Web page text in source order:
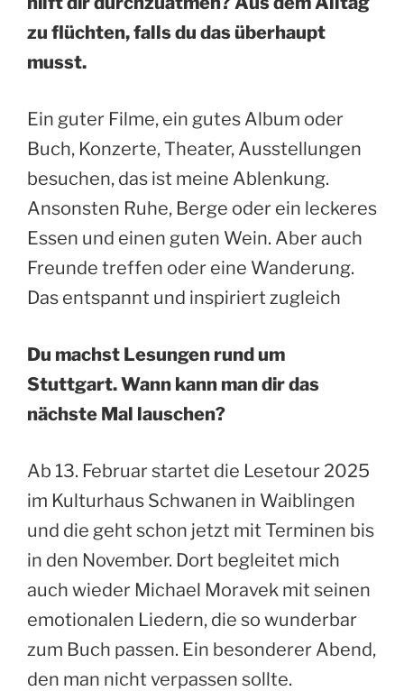
zu flüchten, falls du das überhaupt
musst.
Ein guter Filme, ein gutes Album oder
Buch, Konzerte, Theater, Ausstellungen
besuchen, das ist meine Ablenkung.
Ansonsten Ruhe, Berge oder ein leckeres
Essen und einen guten Wein. Aber auch
Freunde treffen oder eine Wanderung.
Das entspannt und inspiriert zugleich
Du machst Lesungen rund um
Stuttgart. Wann kann man dir das
nächste Mal lauschen?
Ab 13. Februar startet die Lesetour 2025
im Kulturhaus Schwanen in Waiblingen
und die geht schon jetzt mit Terminen bis
in den November. Dort begleitet mich
auch wieder Michael Moravek mit seinen
emotionalen Liedern, die so wunderbar
zum Buch passen. Ein besonderer Abend,
den man nicht verpassen sollte.